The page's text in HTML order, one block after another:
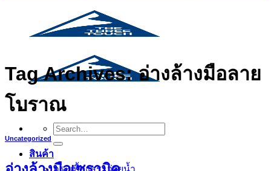
Search
for:
สินค้า
กระเบื้องสระว่ายนํ้า
Tag Archives:อ่างล้างมือลาย
โบราณ
Uncategorized